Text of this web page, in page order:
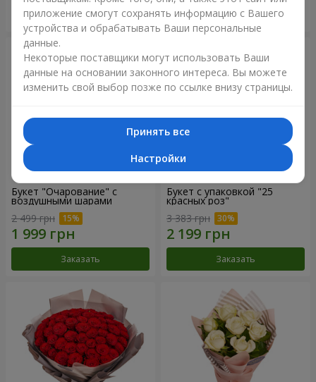
Заказать Заказать
Букет "Очарование" с
воздушными шарами
2 499 грн
Заказать
Букет с упаковкой "25
красных роз"
3 383 грн
Заказать
приложение смогут сохранять информацию с Вашего
устройства и обрабатывать Ваши персональные
данные.
Некоторые поставщики могут использовать Ваши
данные на основании законного интереса. Вы можете
изменить свой выбор позже по ссылке внизу страницы.
Принять все
Настройки